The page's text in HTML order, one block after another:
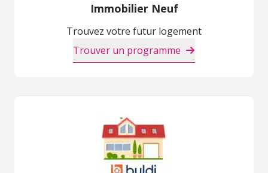
Immobilier Neuf
Trouvez votre futur logement
Trouver un programme